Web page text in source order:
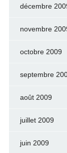
décembre
novembre
octobre 2009
septembre
août 2009
juillet 2009
juin 2009